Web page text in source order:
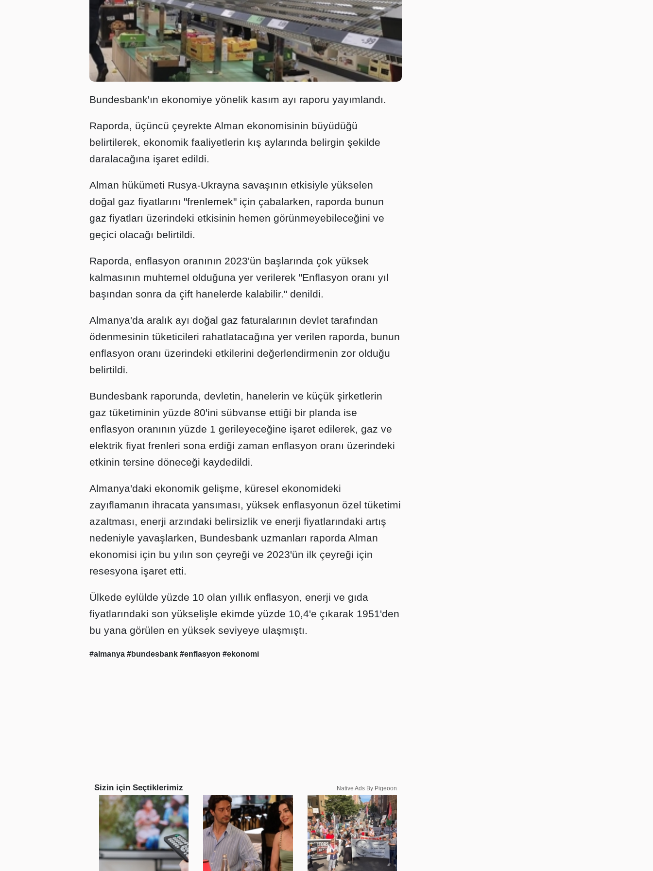
Bundesbank'ın ekonomiye yönelik kasım ayı raporu yayımlandı.
Raporda, üçüncü çeyrekte Alman ekonomisinin büyüdüğü
belirtilerek, ekonomik faaliyetlerin kış aylarında belirgin şekilde
daralacağına işaret edildi.
Alman hükümeti Rusya-Ukrayna savaşının etkisiyle yükselen
doğal gaz fiyatlarını "frenlemek" için çabalarken, raporda bunun
gaz fiyatları üzerindeki etkisinin hemen görünmeyebileceğini ve
geçici olacağı belirtildi.
Raporda, enflasyon oranının 2023'ün başlarında çok yüksek
kalmasının muhtemel olduğuna yer verilerek "Enflasyon oranı yıl
başından sonra da çift hanelerde kalabilir." denildi.
Almanya'da aralık ayı doğal gaz faturalarının devlet tarafından
ödenmesinin tüketicileri rahatlatacağına yer verilen raporda, bunun
enflasyon oranı üzerindeki etkilerini değerlendirmenin zor olduğu
belirtildi.
Bundesbank raporunda, devletin, hanelerin ve küçük şirketlerin
gaz tüketiminin yüzde 80'ini sübvanse ettiği bir planda ise
enflasyon oranının yüzde 1 gerileyeceğine işaret edilerek, gaz ve
elektrik fiyat frenleri sona erdiği zaman enflasyon oranı üzerindeki
etkinin tersine döneceği kaydedildi.
Almanya'daki ekonomik gelişme, küresel ekonomideki
zayıflamanın ihracata yansıması, yüksek enflasyonun özel tüketimi
azaltması, enerji arzındaki belirsizlik ve enerji fiyatlarındaki artış
nedeniyle yavaşlarken, Bundesbank uzmanları raporda Alman
ekonomisi için bu yılın son çeyreği ve 2023'ün ilk çeyreği için
resesyona işaret etti.
Ülkede eylülde yüzde 10 olan yıllık enflasyon, enerji ve gıda
fiyatlarındaki son yükselişle ekimde yüzde 10,4'e çıkarak 1951'den
bu yana görülen en yüksek seviyeye ulaşmıştı.
#almanya #bundesbank #enflasyon #ekonomi
Sizin için Seçtiklerimiz Native Ads By Pigeoon